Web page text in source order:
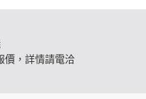
價，詳情請電洽